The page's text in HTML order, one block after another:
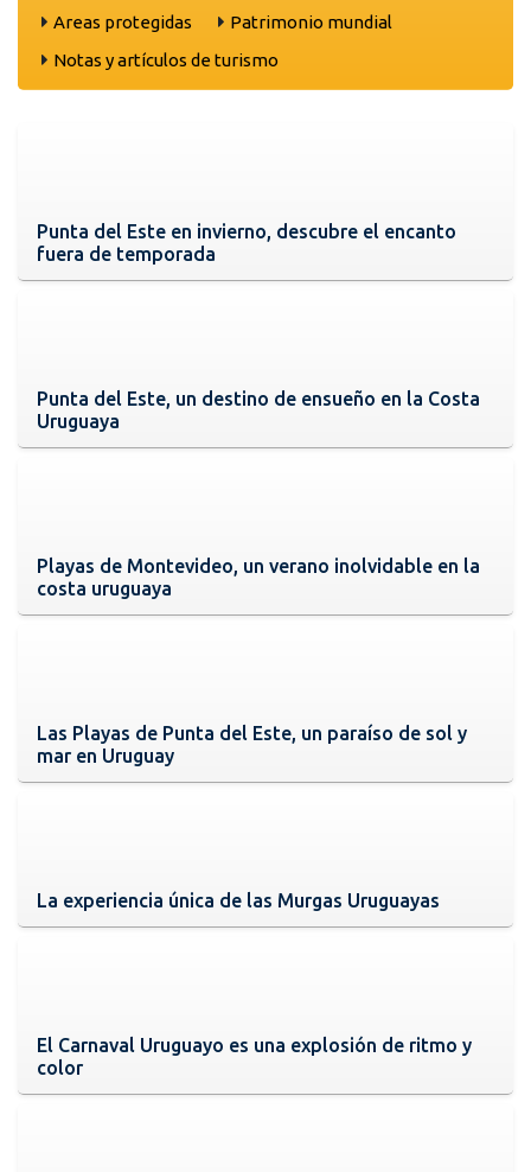
Areas protegidas
Patrimonio mundial
Notas y artículos de turismo
Punta del Este en invierno, descubre el encanto
fuera de temporada
Punta del Este, un destino de ensueño en la Costa
Uruguaya
Playas de Montevideo, un verano inolvidable en la
costa uruguaya
Las Playas de Punta del Este, un paraíso de sol y
mar en Uruguay
La experiencia única de las Murgas Uruguayas
El Carnaval Uruguayo es una explosión de ritmo y
color